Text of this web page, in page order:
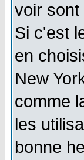
voir sont
Si c'est
en
New
comme
les
bonne